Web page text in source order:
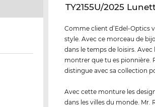
‌TY2155U/2025
Comme client d’Edel-Optics
style. Avec ce morceau de
dans le temps de loisirs.
montrer que tu es pionnière.
distingue avec sa collection
Avec cette monture les
dans les villes du monde. Mr.